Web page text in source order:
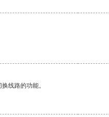
线路的功能。